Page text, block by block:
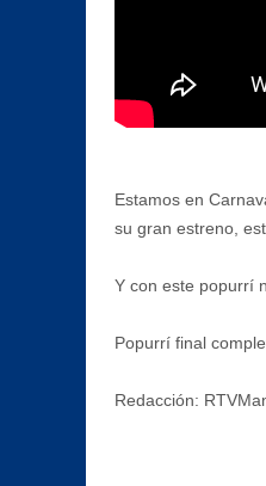
Estamos en
su gran estreno,
Y con este popurrí
Popurrí final
Redacción: